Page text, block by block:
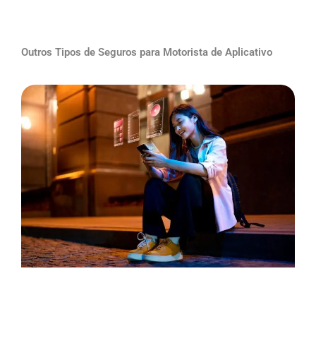
Outros Tipos de Seguros para Motorista de Aplicativo